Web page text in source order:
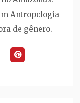
Antropologia
de gênero.